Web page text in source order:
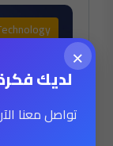
×
لديك
تواصل معنا